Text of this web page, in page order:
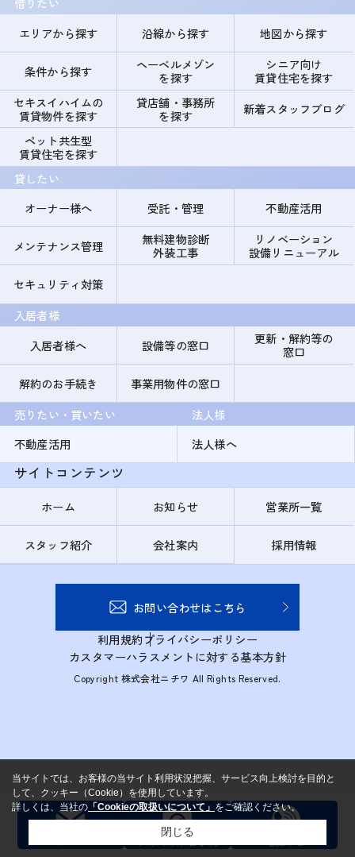
エリアから探す
沿線から探す 地図から探す
条件から探す
ヘーベルメゾン
を探す
シニア向け
賃貸住宅を探す
セキスイハイムの
賃貸物件を探す
貸店舗・事務所
を探す
新着スタッフブログ
ペット共生型
賃貸住宅を探す
貸したい
オーナー様へ
受託・管理 不動産活用
メンテナンス管理
無料建物診断
外装工事
リノベーション
設備リニューアル
セキュリティ対策
入居者様
入居者様へ
設備等の窓口
更新・解約等の
窓口
解約のお手続き
事業用物件の窓口
売りたい・買いたい
不動産活用
法人様
法人様へ
サイトコンテンツ
ホーム お知らせ 営業所一覧
スタッフ紹介 会社案内 採用情報
お問い合わせはこちら
利用規約プライバシーポリシー
カスタマーハラスメントに対する基本方針
Copyright 株式会社ニチワ All Rights Reserved.
当サイトでは、お客様の当サイト利用状況把握、サービス向上検討を目的と
して、クッキー（Cookie）を使用しています。
詳しくは、当社の 「Cookieの取扱いについて」 をご確認ください。
閉じる